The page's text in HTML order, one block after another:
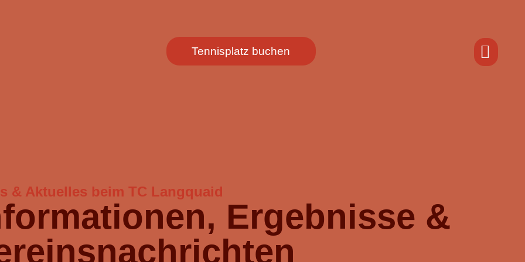
Tennisplatz buchen
& Aktuelles beim TC Langquaid
Ergebnisse &